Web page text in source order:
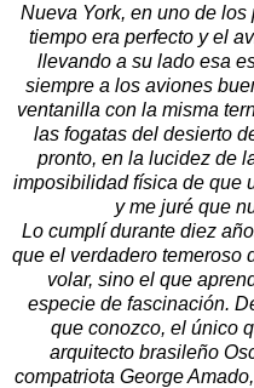
Nueva York, en uno de
tiempo era perfecto y el
llevando a su lado esa
siempre a los aviones
ventanilla con la misma
las fogatas del desierto
pronto, en la lucidez de
imposibilidad física de que
y me juré que
Lo cumplí durante diez
que el verdadero temeroso
volar, sino el que
especie de fascinación.
que conozco, el único
arquitecto brasileño
compatriota George